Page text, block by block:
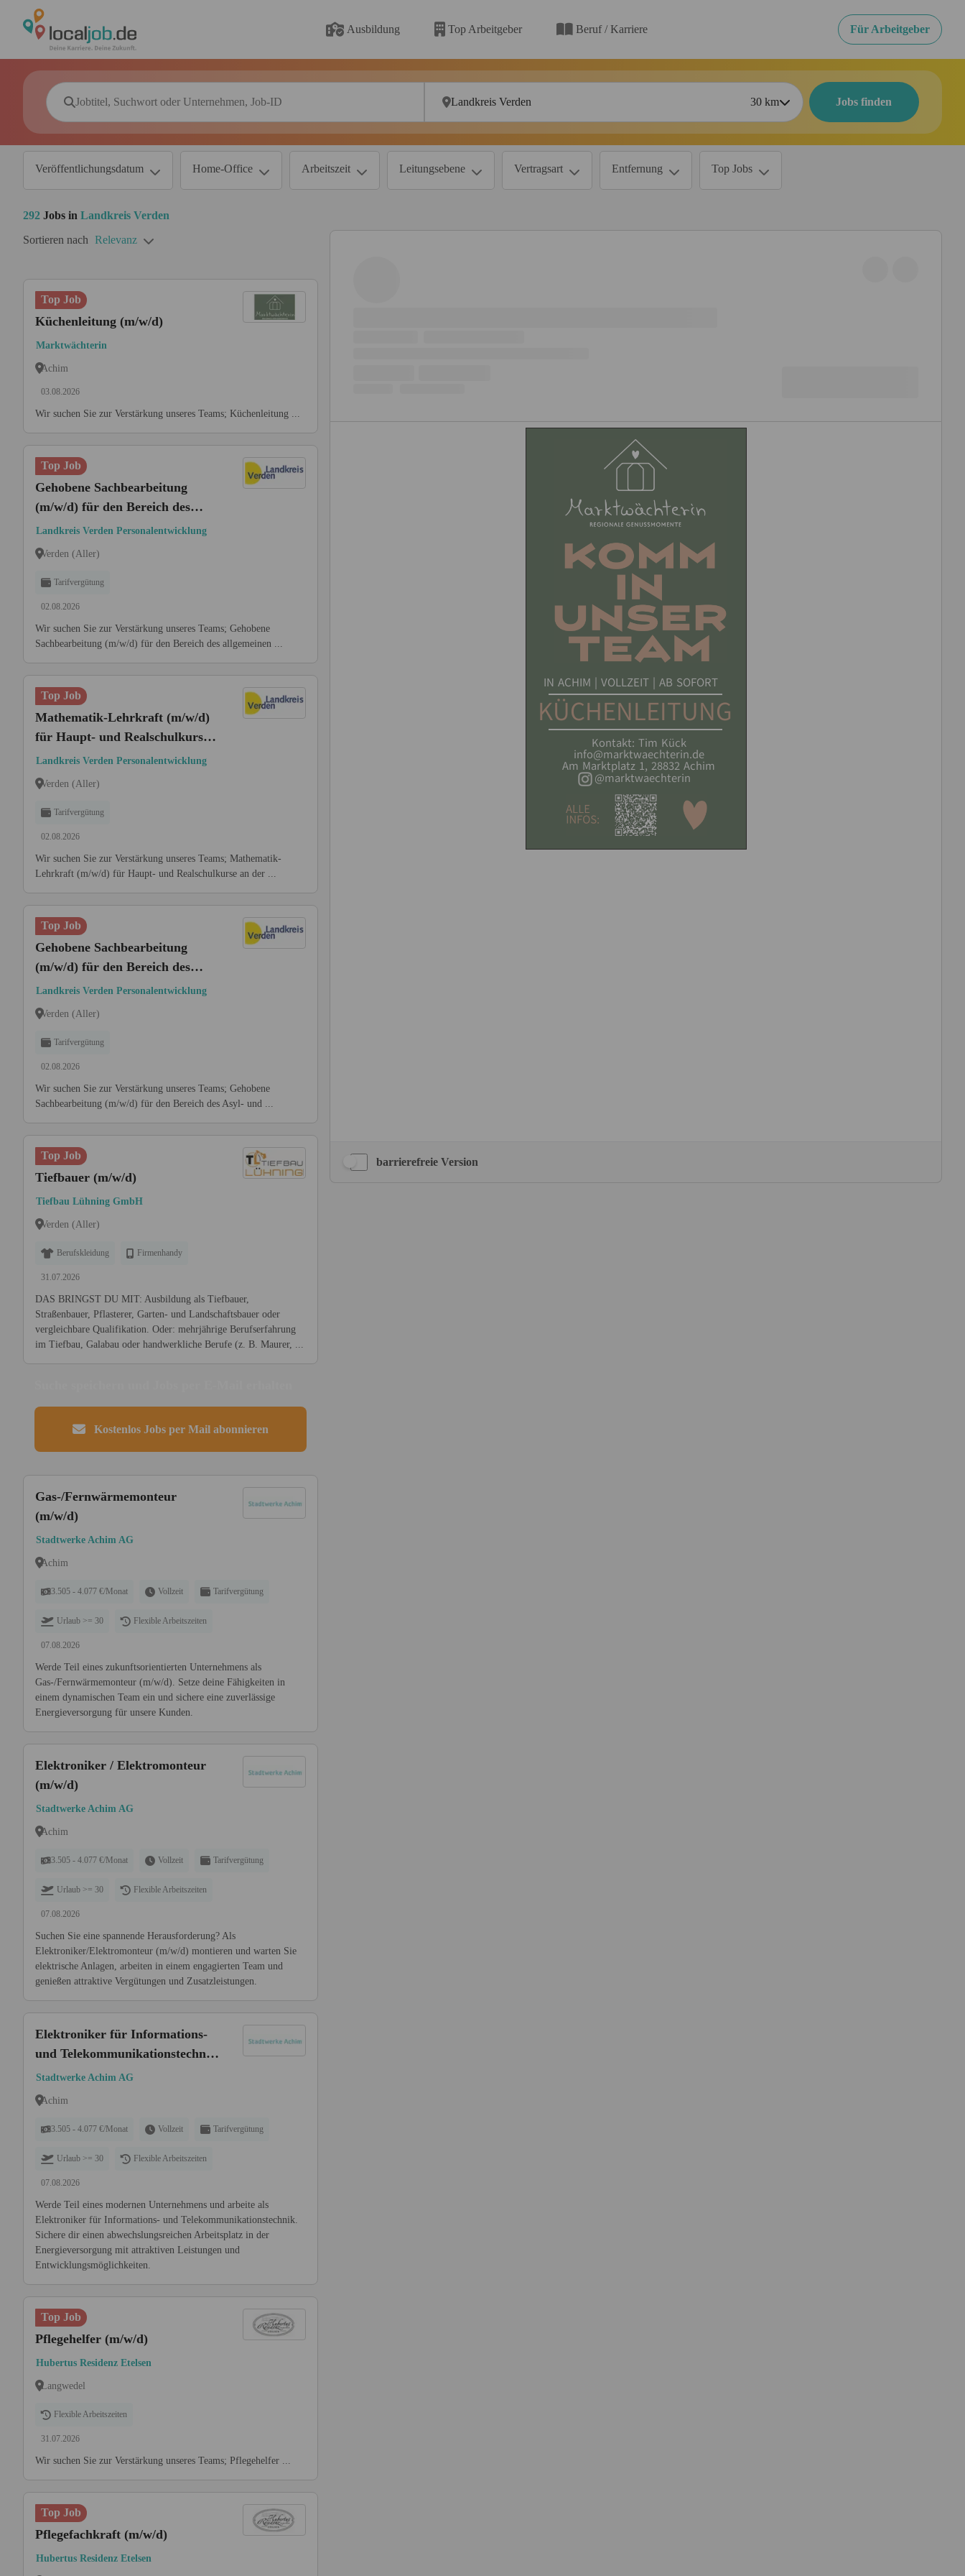
Ausbildung Top Arbeitgeber Beruf / Karriere Für Arbeitgeber
30km Jobs finden
Veröffentlichungsdatum Home-Office Arbeitszeit Leitungsebene Vertragsart Entfernung Top Jobs
292 Jobs in Landkreis Verden
Sortieren nach Relevanz
Top Job
Küchenleitung (m/w/d)
Marktwächterin
Achim
03.08.2026
Wir suchen Sie zur Verstärkung unseres Teams; Küchenleitung ...
Top Job
Gehobene Sachbearbeitung
(m/w/d) für den Bereich des
allgemeinen Ausländerrechts
Landkreis Verden Personalentwicklung
Verden (Aller)
Tarifvergütung
02.08.2026
Wir suchen Sie zur Verstärkung unseres Teams; Gehobene
Sachbearbeitung (m/w/d) für den Bereich des allgemeinen ...
Top Job
Mathematik-Lehrkraft (m/w/d)
für Haupt- und Realschulkurse
an der Kreisvolkshochschule
Landkreis Verden Personalentwicklung
Verden (Aller)
Tarifvergütung
02.08.2026
Wir suchen Sie zur Verstärkung unseres Teams; Mathematik-
Lehrkraft (m/w/d) für Haupt- und Realschulkurse an der ...
Top Job
Gehobene Sachbearbeitung
(m/w/d) für den Bereich des
Asyl- und
Rückkehrmanagements
Landkreis Verden Personalentwicklung
Verden (Aller)
Tarifvergütung
02.08.2026
Wir suchen Sie zur Verstärkung unseres Teams; Gehobene
Sachbearbeitung (m/w/d) für den Bereich des Asyl- und ...
Top Job
Tiefbauer (m/w/d)
Tiefbau Lühning GmbH
Verden (Aller)
Berufskleidung Firmenhandy
31.07.2026
DAS BRINGST DU MIT: Ausbildung als Tiefbauer,
Straßenbauer, Pflasterer, Garten- und Landschaftsbauer oder
vergleichbare Qualifikation. Oder: mehrjährige Berufserfahrung
im Tiefbau, Galabau oder handwerkliche Berufe (z. B. Maurer, ...
Kostenlos Jobs per Mail abonnieren
Gas-/Fernwärmemonteur
(m/w/d)
Stadtwerke Achim AG
Achim
3.505 - 4.077 €/Monat Vollzeit Tarifvergütung
Urlaub >= 30 Flexible Arbeitszeiten
07.08.2026
Werde Teil eines zukunftsorientierten Unternehmens als
Gas-/Fernwärmemonteur (m/w/d). Setze deine Fähigkeiten in
einem dynamischen Team ein und sichere eine zuverlässige
Energieversorgung für unsere Kunden.
Elektroniker / Elektromonteur
(m/w/d)
Stadtwerke Achim AG
Achim
3.505 - 4.077 €/Monat Vollzeit Tarifvergütung
Urlaub >= 30 Flexible Arbeitszeiten
07.08.2026
Suchen Sie eine spannende Herausforderung? Als
Elektroniker/Elektromonteur (m/w/d) montieren und warten Sie
elektrische Anlagen, arbeiten in einem engagierten Team und
genießen attraktive Vergütungen und Zusatzleistungen.
Elektroniker für Informations-
und Telekommunikationstechnik
(m/w/d)
Stadtwerke Achim AG
Achim
3.505 - 4.077 €/Monat Vollzeit Tarifvergütung
Urlaub >= 30 Flexible Arbeitszeiten
07.08.2026
Werde Teil eines modernen Unternehmens und arbeite als
Elektroniker für Informations- und Telekommunikationstechnik.
Sichere dir einen abwechslungsreichen Arbeitsplatz in der
Energieversorgung mit attraktiven Leistungen und
Entwicklungsmöglichkeiten.
Top Job
Pflegehelfer (m/w/d)
Hubertus Residenz Etelsen
Langwedel
Flexible Arbeitszeiten
31.07.2026
Wir suchen Sie zur Verstärkung unseres Teams; Pflegehelfer ...
Top Job
Pflegefachkraft (m/w/d)
Hubertus Residenz Etelsen
barrierefreie Version